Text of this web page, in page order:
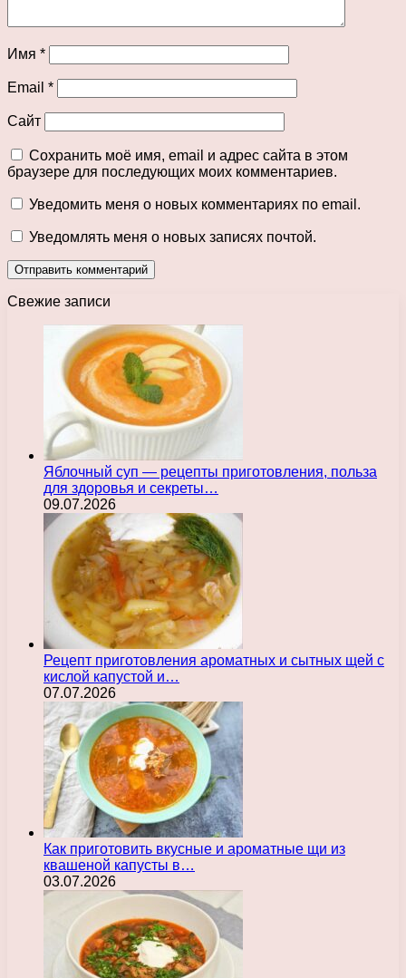
Имя *
Email *
Сайт
Сохранить моё имя, email и адрес сайта в этом
браузере для последующих моих комментариев.
Уведомить меня о новых комментариях по email.
Уведомлять меня о новых записях почтой.
Свежие записи
Яблочный суп — рецепты приготовления, польза
для здоровья и секреты…
09.07.2026
Рецепт приготовления ароматных и сытных щей с
кислой капустой и…
07.07.2026
Как приготовить вкусные и ароматные щи из
квашеной капусты в…
03.07.2026